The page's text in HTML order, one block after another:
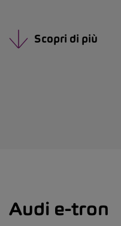
Scopri di più
Audi e-tron